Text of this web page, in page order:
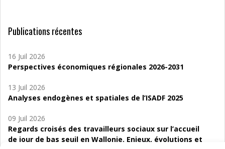
Publications récentes
16 Juil 2026
Perspectives économiques régionales 2026-2031
13 Juil 2026
Analyses endogènes et spatiales de l’ISADF 2025
09 Juil 2026
Regards croisés des travailleurs sociaux sur l’accueil
de jour de bas seuil en Wallonie. Enjeux, évolutions et